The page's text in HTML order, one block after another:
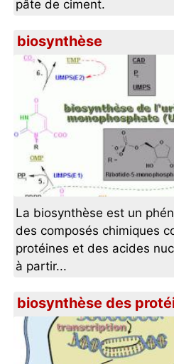
pâte de ciment.
biosynthèse
La biosynthèse est un
des composés chimiques
protéines et des acides
à partir...
biosynthèse des